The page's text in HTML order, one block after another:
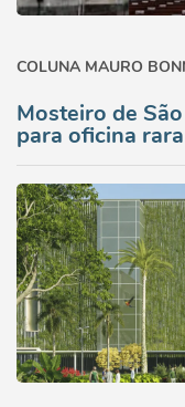
COLUNA MAURO
Mosteiro de
para oficina rara